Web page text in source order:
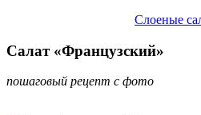
Слоеные
Салат «Французский»
пошаговый рецепт с фото